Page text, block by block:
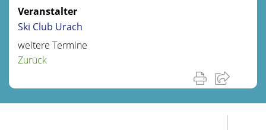
Veranstalter
Ski Club Urach
weitere Termine
Zurück